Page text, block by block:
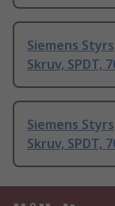
Siemens
Skruv, SPDT,
Siemens
Skruv, SPDT,